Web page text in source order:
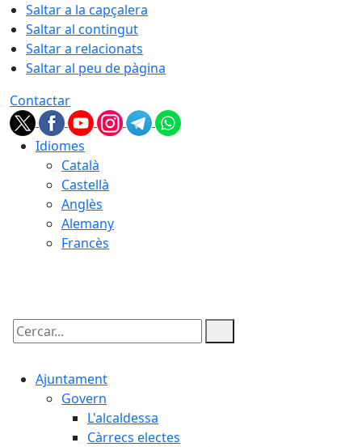
Saltar a la capçalera
Saltar al contingut
Saltar a relacionats
Saltar al peu de pàgina
Contactar
Idiomes
Català
Castellà
Anglès
Alemany
Francès
Cercar:
Ajuntament
Govern
L'alcaldessa
Càrrecs electes